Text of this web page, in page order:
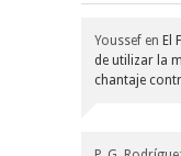
Youssef en El
de utilizar la
chantaje